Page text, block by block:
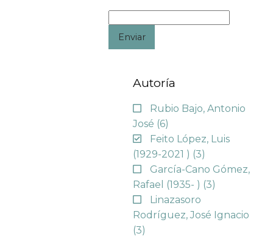
Enviar
Autoría
Rubio Bajo, Antonio
José (6)
Feito López, Luis
(1929-2021 ) (3)
García-Cano Gómez,
Rafael (1935- ) (3)
Linazasoro
Rodríguez, José Ignacio
(3)